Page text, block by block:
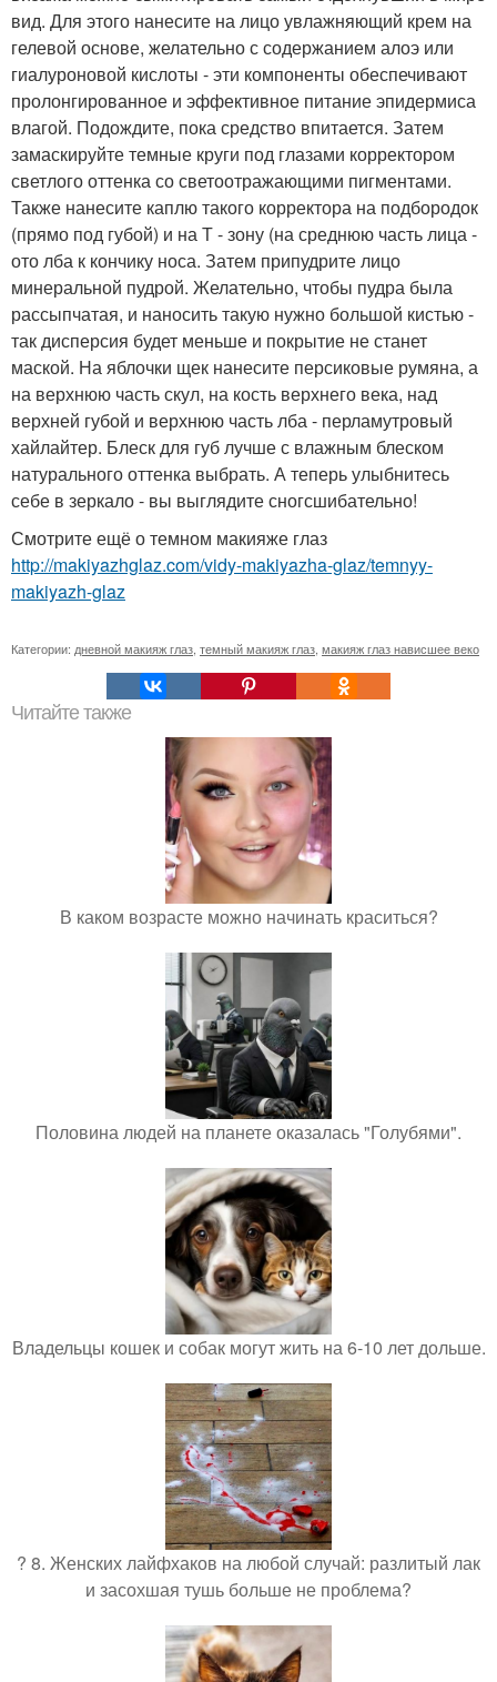
вид. Для этого нанесите на лицо увлажняющий крем на
гелевой основе, желательно с содержанием алоэ или
гиалуроновой кислоты - эти компоненты обеспечивают
пролонгированное и эффективное питание эпидермиса
влагой. Подождите, пока средство впитается. Затем
замаскируйте темные круги под глазами корректором
светлого оттенка со светоотражающими пигментами.
Также нанесите каплю такого корректора на подбородок
(прямо под губой) и на Т - зону (на среднюю часть лица -
ото лба к кончику носа. Затем припудрите лицо
минеральной пудрой. Желательно, чтобы пудра была
рассыпчатая, и наносить такую нужно большой кистью -
так дисперсия будет меньше и покрытие не станет
маской. На яблочки щек нанесите персиковые румяна, а
на верхнюю часть скул, на кость верхнего века, над
верхней губой и верхнюю часть лба - перламутровый
хайлайтер. Блеск для губ лучше с влажным блеском
натурального оттенка выбрать. А теперь улыбнитесь
себе в зеркало - вы выглядите сногсшибательно!
Смотрите ещё о темном макияже глаз
http://makiyazhglaz.com/vidy-makiyazha-glaz/temnyy-
makiyazh-glaz
Категории: дневной макияж глаз темный макияж глаз макияж глаз нависшее веко
Читайте также
В каком возрасте можно начинать краситься?
Половина людей на планете оказалась "Голубями".
Владельцы кошек и собак могут жить на 6-10 лет дольше.
? 8. Женских лайфхаков на любой случай: разлитый лак
и засохшая тушь больше не проблема?